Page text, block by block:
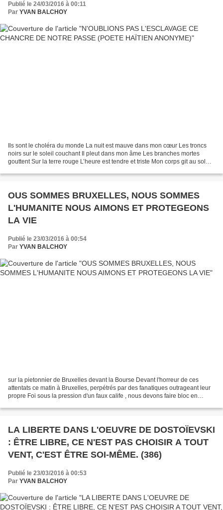
Publié le 24/03/2016 à 00:11
Par YVAN BALCHOY
Ils sont le choléra du monde La nuit est mauve dans mon cœur Les troncs
noirs sur le soleil couchant Il pleut dans mon âme Les branches mortes
gouttent Sur la terre rouge L’heure est tendre et triste Mon corps git au sol
OUS SOMMES BRUXELLES, NOUS SOMMES
L'HUMANITE NOUS AIMONS ET PROTEGEONS
LA VIE
Publié le 23/03/2016 à 00:54
Par YVAN BALCHOY
sur la pietonnier de Bruxelles devant la Bourse Devant l'horreur de ces
attentats ce matin à Bruxelles, perpétrés par des fanatiques outrageant leur
propre Foi sous la pression d'un faux calife , nous devons faire bloc en
LA LIBERTE DANS L'OEUVRE DE DOSTOÏEVSKI
: ÊTRE LIBRE, CE N'EST PAS CHOISIR A TOUT
VENT, C'EST ÊTRE SOI-MÊME. (386)
Publié le 23/03/2016 à 00:53
Par YVAN BALCHOY